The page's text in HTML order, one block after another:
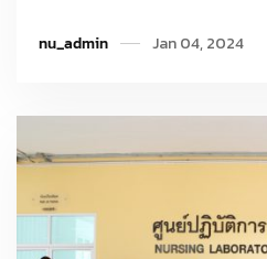
ร่วมแลกเปลี่ยนเรียนรู้กับ
Sciences.
nu_admin Jan 04, 2024